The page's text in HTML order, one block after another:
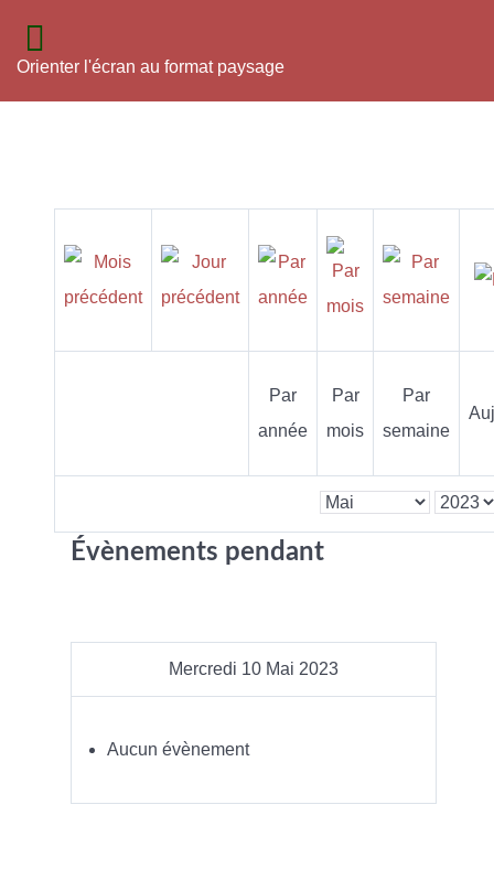
Orienter l'écran au format paysage
Par
année
Par
mois
Par
semaine
Évènements pendant
Mercredi 10 Mai 2023
Aucun évènement